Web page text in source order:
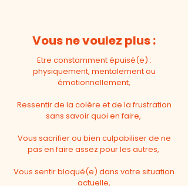
Vous ne voulez plus :
Etre constamment épuisé(e) :
physiquement, mentalement ou
émotionnellement,
Ressentir de la colère et de la frustration
sans savoir quoi en faire,
Vous sacrifier ou bien culpabiliser de ne
pas en faire assez pour les autres,
Vous sentir bloqué(e) dans votre situation
actuelle,